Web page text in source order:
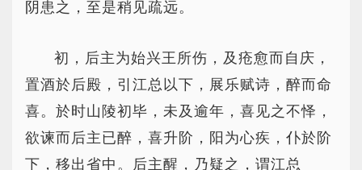
阴患之，至是稍见疏远。
初，后主为始兴王所伤，及疮愈而自庆，
置酒於后殿，引江总以下，展乐赋诗，醉而命
喜。於时山陵初毕，未及逾年，喜见之不怿，
欲谏而后主已醉，喜升阶，阳为心疾，仆於阶
下，移出省中。后主醒，乃疑之，谓江总